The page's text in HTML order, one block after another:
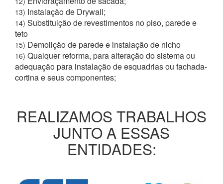
13) Instalação de Drywall;
14) Substituição de revestimentos no piso, parede e
teto
15) Demolição de parede e instalação de nicho
16) Qualquer reforma, para alteração do sistema ou
adequação para instalação de esquadrias ou fachada-
cortina e seus componentes;
REALIZAMOS TRABALHOS
JUNTO A ESSAS
ENTIDADES: